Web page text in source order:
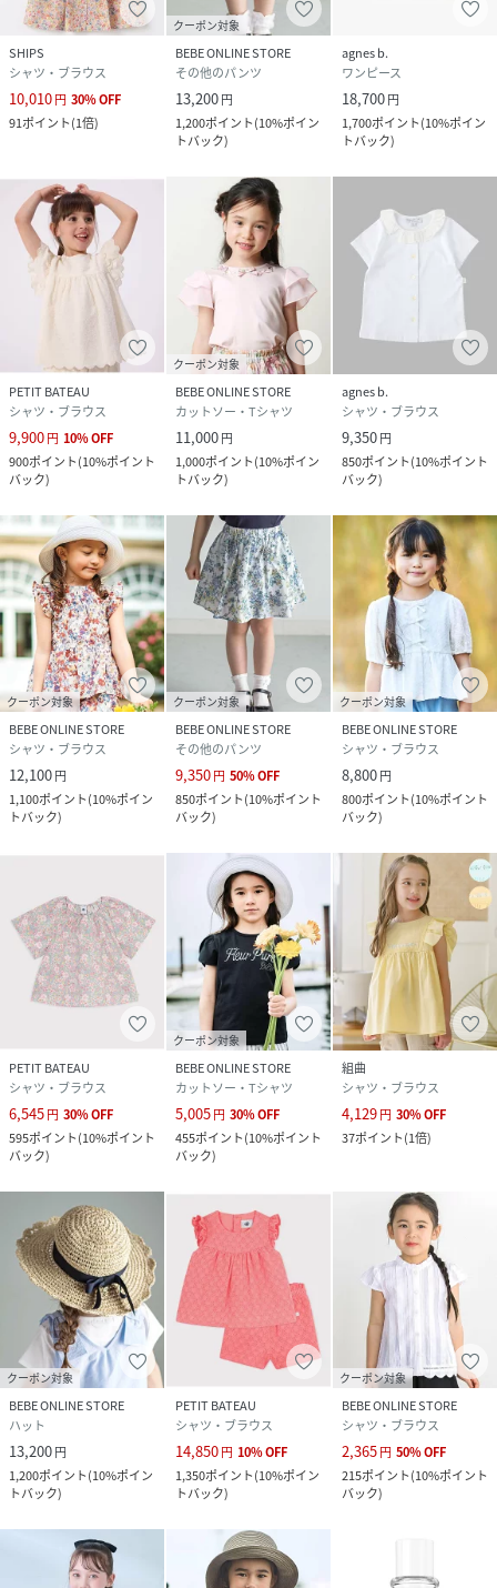
SHIPS
シャツ・ブラウス
10,010円 30%OFF
91ポイント(1倍)
クーポン対象
BEBE ONLINE STORE
その他のパンツ
13,200円
1,200ポイント(10%ポイン
トバック)
agnes b.
ワンピース
18,700円
1,700ポイント(10%ポイン
トバック)
PETIT BATEAU
シャツ・ブラウス
9,900円 10%OFF
900ポイント(10%ポイント
バック)
クーポン対象
BEBE ONLINE STORE
カットソー・Tシャツ
11,000円
1,000ポイント(10%ポイン
トバック)
agnes b.
シャツ・ブラウス
9,350円
850ポイント(10%ポイント
バック)
クーポン対象
BEBE ONLINE STORE
シャツ・ブラウス
12,100円
1,100ポイント(10%ポイン
トバック)
クーポン対象
BEBE ONLINE STORE
その他のパンツ
9,350円 50%OFF
850ポイント(10%ポイント
バック)
クーポン対象
BEBE ONLINE STORE
シャツ・ブラウス
8,800円
800ポイント(10%ポイント
バック)
PETIT BATEAU
シャツ・ブラウス
6,545円 30%OFF
595ポイント(10%ポイント
バック)
クーポン対象
BEBE ONLINE STORE
カットソー・Tシャツ
5,005円 30%OFF
455ポイント(10%ポイント
バック)
組曲
シャツ・ブラウス
4,129円 30%OFF
37ポイント(1倍)
クーポン対象
BEBE ONLINE STORE
ハット
13,200円
1,200ポイント(10%ポイン
トバック)
PETIT BATEAU
シャツ・ブラウス
14,850円 10%OFF
1,350ポイント(10%ポイン
トバック)
クーポン対象
BEBE ONLINE STORE
シャツ・ブラウス
2,365円 50%OFF
215ポイント(10%ポイント
バック)